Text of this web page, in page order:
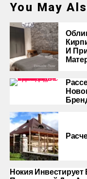
You May
И
Нокия